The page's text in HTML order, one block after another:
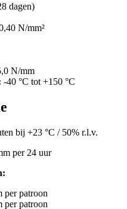
dagen)
N/mm²
N/mm
-40 °C tot +150 °C
bij +23 °C / 50% r.l.v.
per 24 uur
patroon
patroon